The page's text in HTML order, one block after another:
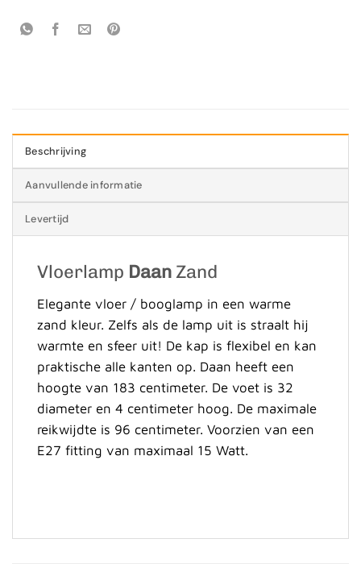
Beschrijving
Aanvullende informatie
Levertijd
Vloerlamp DaanZand
Elegante vloer / booglamp in een warme
zand kleur. Zelfs als de lamp uit is straalt hij
warmte en sfeer uit! De kap is flexibel en kan
praktische alle kanten op. Daan heeft een
hoogte van 183 centimeter. De voet is 32
diameter en 4 centimeter hoog. De maximale
reikwijdte is 96 centimeter. Voorzien van een
E27 fitting van maximaal 15 Watt.